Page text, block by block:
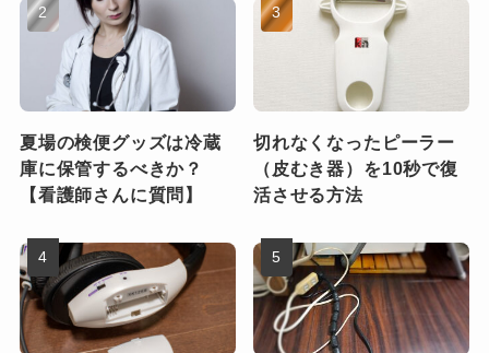
夏場の検便グッズは冷蔵
庫に保管するべきか？
【看護師さんに質問】
切れなくなったピーラー
（皮むき器）を10秒で復
活させる方法